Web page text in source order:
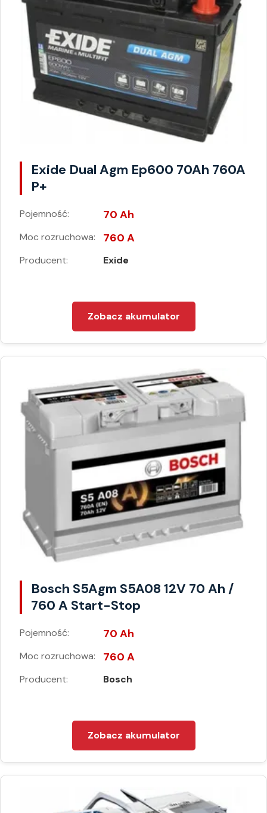
Exide Dual Agm Ep600 70Ah 760A
P+
Pojemność: 70 Ah
Moc rozruchowa: 760 A
Producent: Exide
Zobacz akumulator
Bosch S5Agm S5A08 12V 70 Ah /
760 A Start-Stop
Pojemność: 70 Ah
Moc rozruchowa: 760 A
Producent: Bosch
Zobacz akumulator